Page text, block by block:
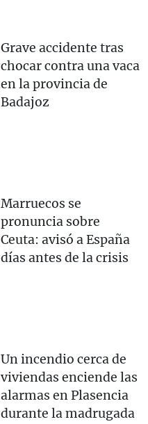
Grave accidente tras
chocar contra una vaca
en la provincia de
Badajoz
Marruecos se
pronuncia sobre
Ceuta: avisó a España
días antes de la crisis
Un incendio cerca de
viviendas enciende las
alarmas en Plasencia
durante la madrugada